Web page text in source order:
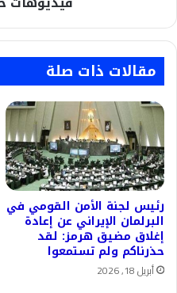
مقالات ذات صلة
رئيس لجنة الأمن القومي في
البرلمان الإيراني عن إعادة
إغلاق مضيق هرمز: لقد
حذرناكم ولم تستمعوا
أبريل 18, 2026